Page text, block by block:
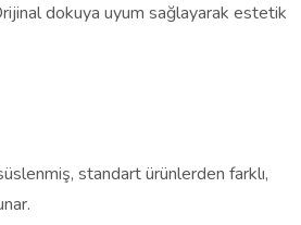
dokuya uyum sağlayarak estetik
standart ürünlerden farklı,